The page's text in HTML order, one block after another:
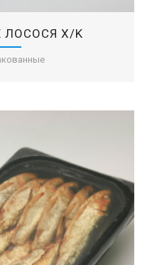
ЛОСОСЯ X/K